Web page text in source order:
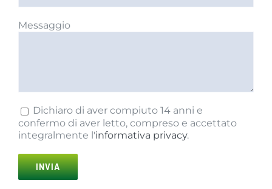
Messaggio
Dichiaro di aver compiuto 14 anni e
confermo di aver letto, compreso e accettato
integralmente l'informativa privacy.